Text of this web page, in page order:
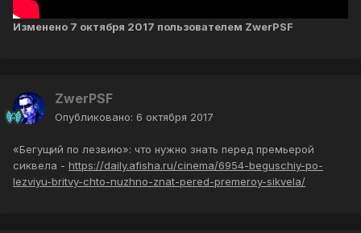
Изменено 7 октября 2017 пользователем ZwerPSF
ZwerPSF
Опубликовано: 6 октября 2017
«Бегущий по лезвию»: что нужно знать перед премьерой
сиквела - https://daily.afisha.ru/cinema/6954-beguschiy-po-
lezviyu-britvy-chto-nuzhno-znat-pered-premeroy-sikvela/